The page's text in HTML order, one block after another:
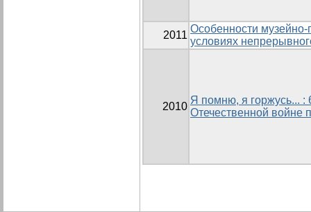
2011
Особенности музейно-
условиях
2010
Я помню, я горжусь...
Отечественной войне